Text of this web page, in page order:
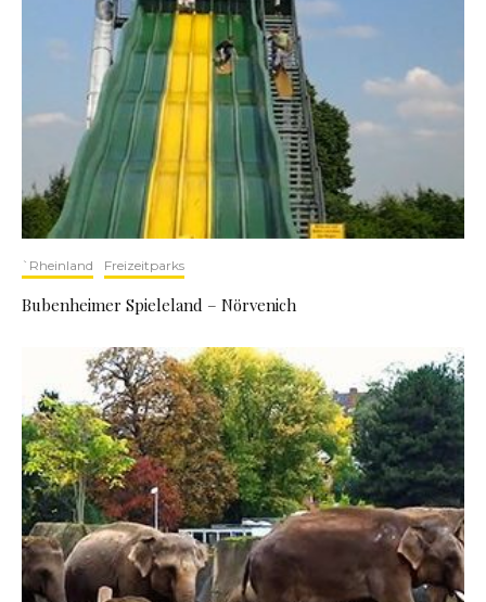
`Rheinland Freizeitparks
Bubenheimer Spieleland – Nörvenich